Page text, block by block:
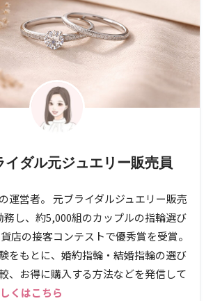
イダル元ジュエリー販売員
運営者。 元ブライダルジュエリー販売
務し、約5,000組のカップルの指輪選び
店の接客コンテストで優秀賞を受賞。
をもとに、婚約指輪・結婚指輪の選び
、お得に購入する方法などを発信して
くはこちら